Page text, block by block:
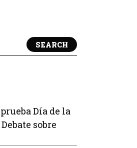
SEARCH
Día de la
sobre